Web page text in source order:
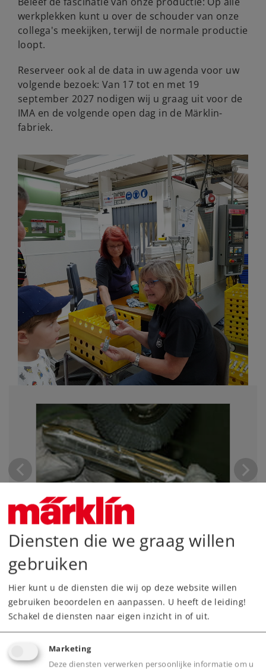
werkplekken kunt u over de schouder van onze
collega's meekijken, terwijl de normale productie
loopt.
Reserveer ook al de data in uw agenda voor uw
volgende bezoek: Van 17 tot en met 19
september 2027 nodigen wij u graag uit voor de
IMA en de volgende open dag in de Märklin-
fabriek.
Fabrieksbezichtiging van
9:00 -15:00 uur
Gebr. Märklin & Cie. GmbH
Hoofdkwartier, Stuttgarter Straße 55 - 57
Grote fabrieksbezichtiging
Diensten die we graag willen
gebruiken
Hier kunt u de diensten die wij op deze website willen
gebruiken beoordelen en aanpassen. U heeft de leiding!
Schakel de diensten naar eigen inzicht in of uit.
Marketing
Deze diensten verwerken persoonlijke informatie om u